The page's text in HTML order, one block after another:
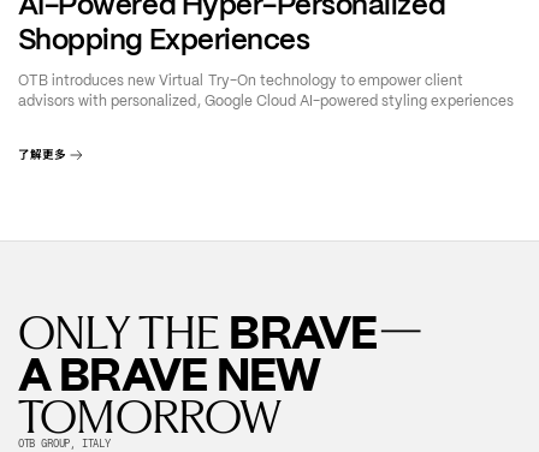
Shopping Experiences
OTB introduces new Virtual Try-On technology to empower client
advisors with personalized, Google Cloud AI-powered styling experiences
了解更多
ONLY THE BRAVE—
A BRAVE NEW
TOMORROW
OTB GROUP, ITALY